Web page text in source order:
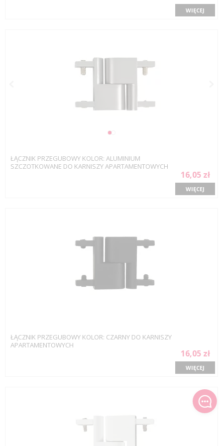
WIĘCEJ
ŁĄCZNIK PRZEGUBOWY KOLOR: ALUMINIUM
SZCZOTKOWANE DO KARNISZY APARTAMENTOWYCH
16,05 zł
WIĘCEJ
ŁĄCZNIK PRZEGUBOWY KOLOR: CZARNY DO KARNISZY
APARTAMENTOWYCH
16,05 zł
WIĘCEJ